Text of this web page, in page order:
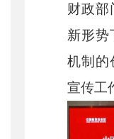
财政部
新形势
机制的
宣传工